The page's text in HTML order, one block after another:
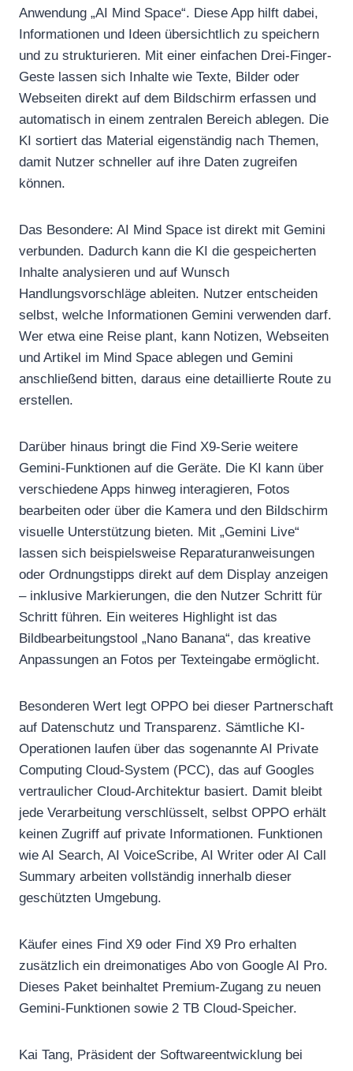
Anwendung „AI Mind Space“. Diese App hilft dabei,
Informationen und Ideen übersichtlich zu speichern
und zu strukturieren. Mit einer einfachen Drei-Finger-
Geste lassen sich Inhalte wie Texte, Bilder oder
Webseiten direkt auf dem Bildschirm erfassen und
automatisch in einem zentralen Bereich ablegen. Die
KI sortiert das Material eigenständig nach Themen,
damit Nutzer schneller auf ihre Daten zugreifen
können.
Das Besondere: AI Mind Space ist direkt mit Gemini
verbunden. Dadurch kann die KI die gespeicherten
Inhalte analysieren und auf Wunsch
Handlungsvorschläge ableiten. Nutzer entscheiden
selbst, welche Informationen Gemini verwenden darf.
Wer etwa eine Reise plant, kann Notizen, Webseiten
und Artikel im Mind Space ablegen und Gemini
anschließend bitten, daraus eine detaillierte Route zu
erstellen.
Darüber hinaus bringt die Find X9-Serie weitere
Gemini-Funktionen auf die Geräte. Die KI kann über
verschiedene Apps hinweg interagieren, Fotos
bearbeiten oder über die Kamera und den Bildschirm
visuelle Unterstützung bieten. Mit „Gemini Live“
lassen sich beispielsweise Reparaturanweisungen
oder Ordnungstipps direkt auf dem Display anzeigen
– inklusive Markierungen, die den Nutzer Schritt für
Schritt führen. Ein weiteres Highlight ist das
Bildbearbeitungstool „Nano Banana“, das kreative
Anpassungen an Fotos per Texteingabe ermöglicht.
Besonderen Wert legt OPPO bei dieser Partnerschaft
auf Datenschutz und Transparenz. Sämtliche KI-
Operationen laufen über das sogenannte AI Private
Computing Cloud-System (PCC), das auf Googles
vertraulicher Cloud-Architektur basiert. Damit bleibt
jede Verarbeitung verschlüsselt, selbst OPPO erhält
keinen Zugriff auf private Informationen. Funktionen
wie AI Search, AI VoiceScribe, AI Writer oder AI Call
Summary arbeiten vollständig innerhalb dieser
geschützten Umgebung.
Käufer eines Find X9 oder Find X9 Pro erhalten
zusätzlich ein dreimonatiges Abo von Google AI Pro.
Dieses Paket beinhaltet Premium-Zugang zu neuen
Gemini-Funktionen sowie 2 TB Cloud-Speicher.
Kai Tang, Präsident der Softwareentwicklung bei